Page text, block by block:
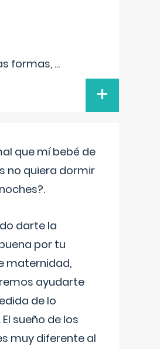
formas, ...
+
que mí bebé de
no quiera dormir
darte la
por tu
maternidad,
ayudarte
de lo
sueño de los
muy diferente al